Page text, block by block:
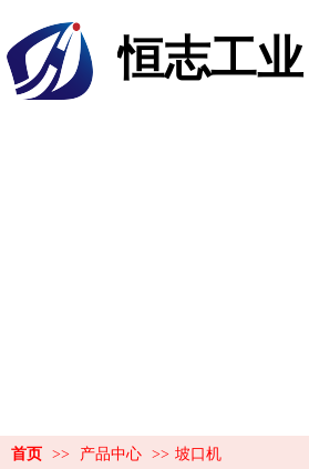
恒志工业
首页 >> 产品中心 >> 坡口机